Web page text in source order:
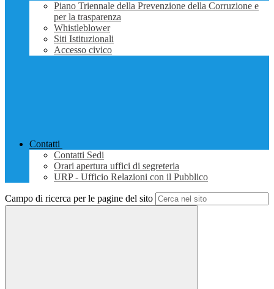
Piano Triennale della Prevenzione della Corruzione e
per la trasparenza
Whistleblower
Siti Istituzionali
Accesso civico
Contatti
Contatti Sedi
Orari apertura uffici di segreteria
URP - Ufficio Relazioni con il Pubblico
Campo di ricerca per le pagine del sito